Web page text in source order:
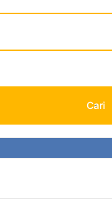
Cari